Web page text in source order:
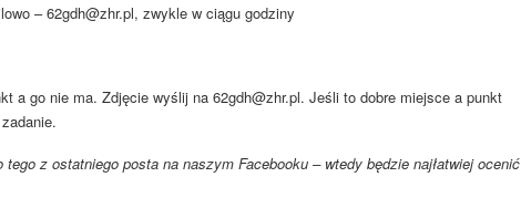
–62gdh@zhr.pl, zwykle w ciągu godziny
a go nie ma. Zdjęcie wyślij na 62gdh@zhr.pl. Jeśli to dobre miejsce a punkt
z ostatniego posta na naszym Facebooku – wtedy będzie najłatwiej ocenić